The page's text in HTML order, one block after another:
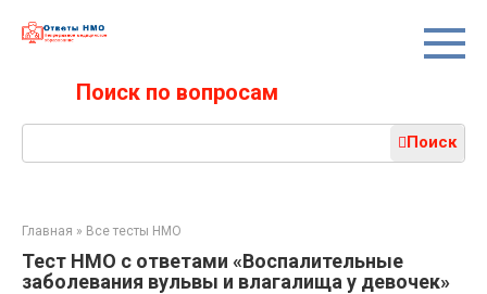
Поиск по вопросам
Поиск
Главная » Все тесты НМО
Тест НМО с ответами «Воспалительные
заболевания вульвы и влагалища у девочек»